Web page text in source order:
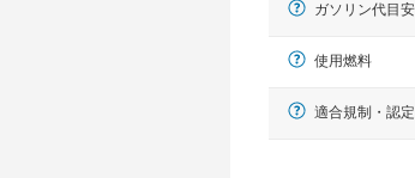
ガソリン代目
使用燃料
適合規制・認